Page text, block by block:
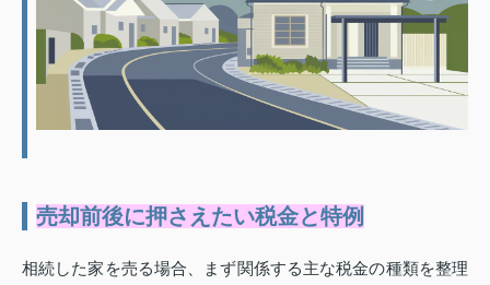
売却前後に押さえたい税金と特例
相続した家を売る場合、まず関係する主な税金の種類を整理